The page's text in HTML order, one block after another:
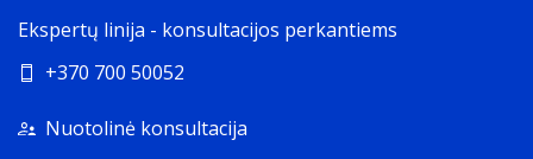
Ekspertų linija - konsultacijos perkantiems
+370 700 50052
Nuotolinė konsultacija